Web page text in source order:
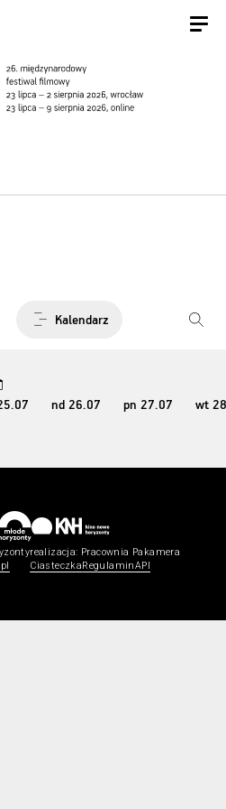
Kalendarz
.07 nd 26.07 pn 27.07 wt 28
realizacja: Pracownia Pakamera
CiasteczkaRegulaminAPI